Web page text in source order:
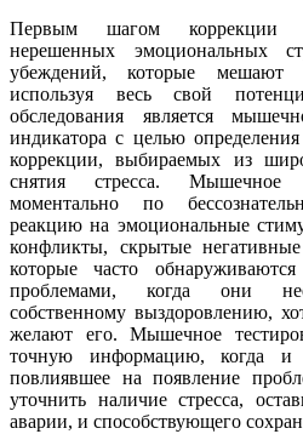
Первым шагом коррекции
нерешенных эмоциональных
убеждений, которые мешают
используя весь свой
обследования является
индикатора с целью
коррекции, выбираемых из
снятия стресса. Мышечное
моментально по
реакцию на эмоциональные
конфликты, скрытые
которые часто
проблемами, когда они
собственному выздоровлению,
желают его. Мышечное
точную информацию, когда и
повлиявшее на появление
уточнить наличие стресса,
аварии, и способствующего